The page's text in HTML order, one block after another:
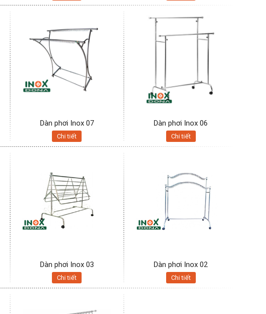
Dàn phơi Inox 07
Chi tiết
Dàn phơi Inox 06
Chi tiết
Dàn phơi Inox 03
Chi tiết
Dàn phơi Inox 02
Chi tiết